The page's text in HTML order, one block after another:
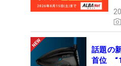
話題の
首位